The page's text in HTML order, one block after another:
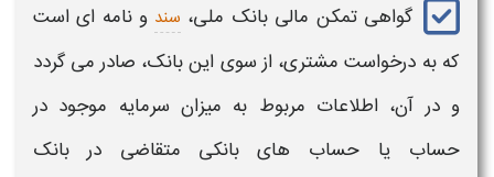
گواهی تمکن مالی بانک ملی، سند و نامه ای است
که به درخواست مشتری، از سوی اینبانک، صادر می گردد
و در آن، اطلاعات مربوط به میزان سرمایه موجود در
حساب یا حساب های بانکی متقاضی در بانک